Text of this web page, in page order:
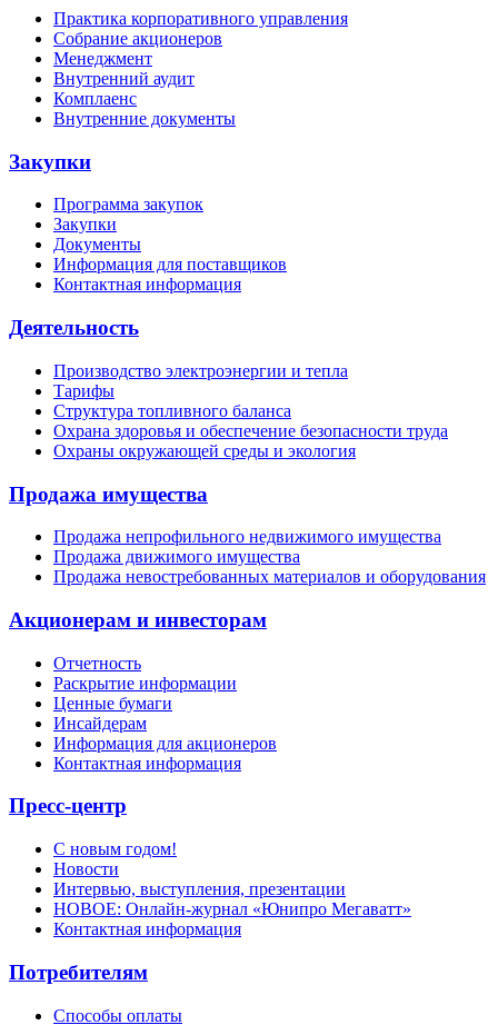
Практика корпоративного управления
Собрание акционеров
Менеджмент
Внутренний аудит
Комплаенс
Внутренние документы
Закупки
Программа закупок
Закупки
Документы
Информация для поставщиков
Контактная информация
Деятельность
Производство электроэнергии и тепла
Тарифы
Структура топливного баланса
Охрана здоровья и обеспечение безопасности труда
Охраны окружающей среды и экология
Продажа имущества
Продажа непрофильного недвижимого имущества
Продажа движимого имущества
Продажа невостребованных материалов и оборудования
Акционерам и инвесторам
Отчетность
Раскрытие информации
Ценные бумаги
Инсайдерам
Информация для акционеров
Контактная информация
Пресс-центр
С новым годом!
Новости
Интервью, выступления, презентации
НОВОЕ: Онлайн-журнал «Юнипро Мегаватт»
Контактная информация
Потребителям
Способы оплаты